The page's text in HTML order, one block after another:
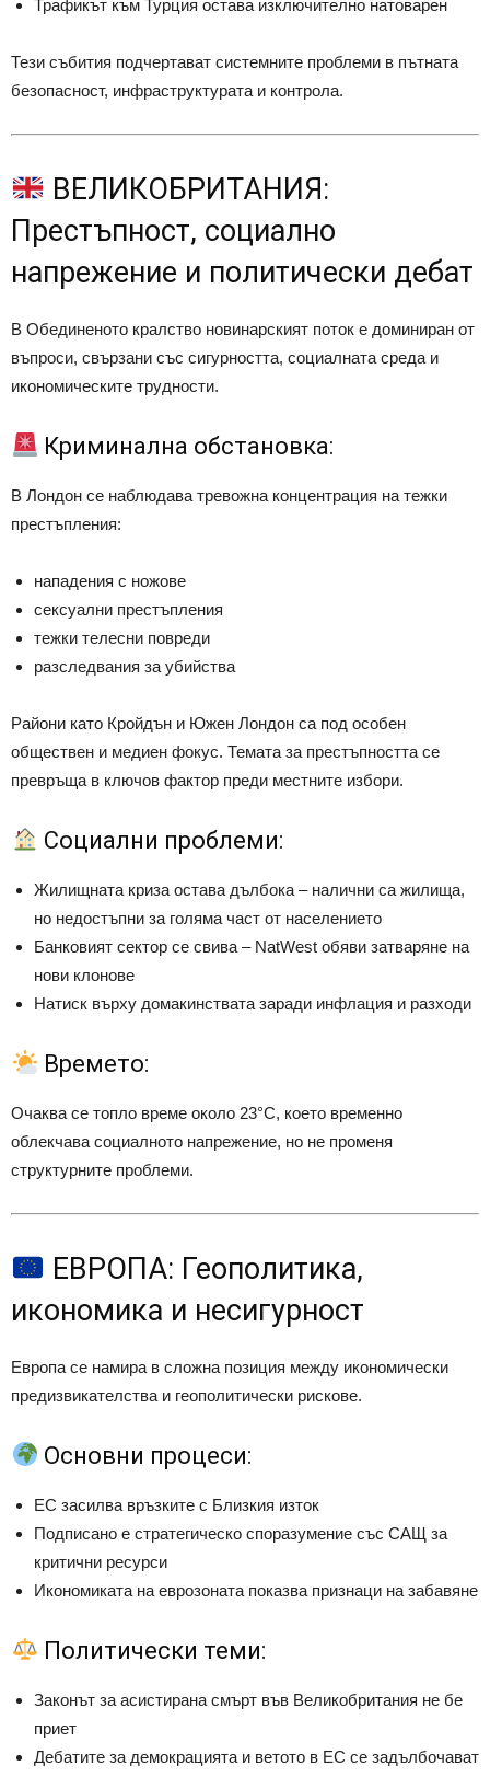
Трафикът към Турция остава изключително натоварен
Тези събития подчертават системните проблеми в пътната
безопасност, инфраструктурата и контрола.
ВЕЛИКОБРИТАНИЯ:
Престъпност, социално
напрежение и политически дебат
В Обединеното кралство новинарският поток е доминиран от
въпроси, свързани със сигурността, социалната среда и
икономическите трудности.
Криминална обстановка:
В Лондон се наблюдава тревожна концентрация на тежки
престъпления:
нападения с ножове
сексуални престъпления
тежки телесни повреди
разследвания за убийства
Райони като Кройдън и Южен Лондон са под особен
обществен и медиен фокус. Темата за престъпността се
превръща в ключов фактор преди местните избори.
Социални проблеми:
Жилищната криза остава дълбока – налични са жилища,
но недостъпни за голяма част от населението
Банковият сектор се свива – NatWest обяви затваряне на
нови клонове
Натиск върху домакинствата заради инфлация и разходи
Времето:
Очаква се топло време около 23°C, което временно
облекчава социалното напрежение, но не променя
структурните проблеми.
ЕВРОПА: Геополитика,
икономика и несигурност
Европа се намира в сложна позиция между икономически
предизвикателства и геополитически рискове.
Основни процеси:
ЕС засилва връзките с Близкия изток
Подписано е стратегическо споразумение със САЩ за
критични ресурси
Икономиката на еврозоната показва признаци на забавяне
Политически теми:
Законът за асистирана смърт във Великобритания не бе
приет
Дебатите за демокрацията и ветото в ЕС се задълбочават